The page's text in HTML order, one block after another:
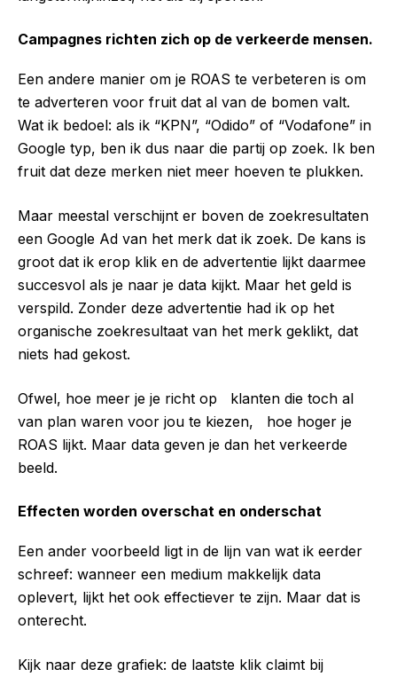
Campagnes richten zich op de verkeerde mensen.
Een andere manier om je ROAS te verbeteren is om
te adverteren voor fruit dat al van de bomen valt.
Wat ik bedoel: als ik “KPN”, “Odido” of “Vodafone” in
Google typ, ben ik dus naar die partij op zoek. Ik ben
fruit dat deze merken niet meer hoeven te plukken.
Maar meestal verschijnt er boven de zoekresultaten
een Google Ad van het merk dat ik zoek. De kans is
groot dat ik erop klik en de advertentie lijkt daarmee
succesvol als je naar je data kijkt. Maar het geld is
verspild. Zonder deze advertentie had ik op het
organische zoekresultaat van het merk geklikt, dat
niets had gekost.
Ofwel, hoe meer je je richt op klanten die toch al
van plan waren voor jou te kiezen, hoe hoger je
ROAS lijkt. Maar data geven je dan het verkeerde
beeld.
Effecten worden overschat en onderschat
Een ander voorbeeld ligt in de lijn van wat ik eerder
schreef: wanneer een medium makkelijk data
oplevert, lijkt het ook effectiever te zijn. Maar dat is
onterecht.
Kijk naar deze grafiek: de laatste klik claimt bij